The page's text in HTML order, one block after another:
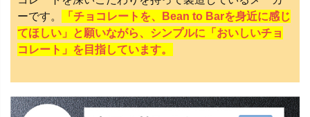
ーです。
「チョコレートを、Bean to Barを身近に感じ
てほしい」と願いながら、シンプルに「おいしいチョ
コレート」を目指しています。